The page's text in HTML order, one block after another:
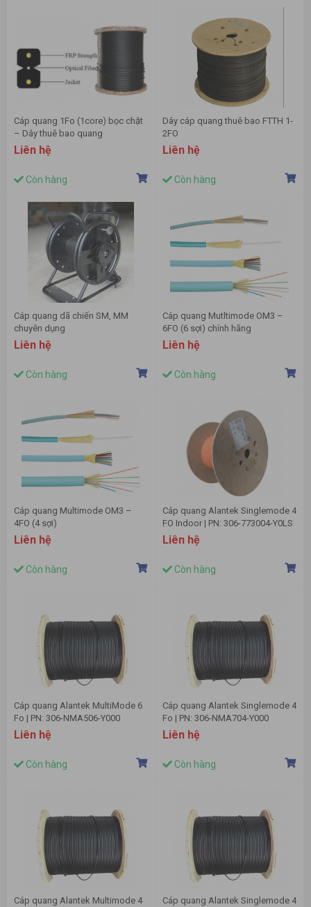
Cáp quang 1Fo (1core) bọc chặt
– Dây thuê bao quang
Liên hệ
Còn hàng
Dây cáp quang thuê bao FTTH 1-
2FO
Liên hệ
Còn hàng
Cáp quang dã chiến SM, MM
chuyên dụng
Liên hệ
Còn hàng
Cáp quang Mutltimode OM3 –
6FO (6 sợi) chính hãng
Liên hệ
Còn hàng
Cáp quang Multimode OM3 –
4FO (4 sợi)
Liên hệ
Còn hàng
Cáp quang Alantek Singlemode 4
FO Indoor | PN: 306-773004-Y0LS
Liên hệ
Còn hàng
Cáp quang Alantek MultiMode 6
Fo | PN: 306-NMA506-Y000
Liên hệ
Còn hàng
Cáp quang Alantek Singlemode 4
Fo | PN: 306-NMA704-Y000
Liên hệ
Còn hàng
Cáp quang Alantek Multimode 4
Cáp quang Alantek Singlemode 4